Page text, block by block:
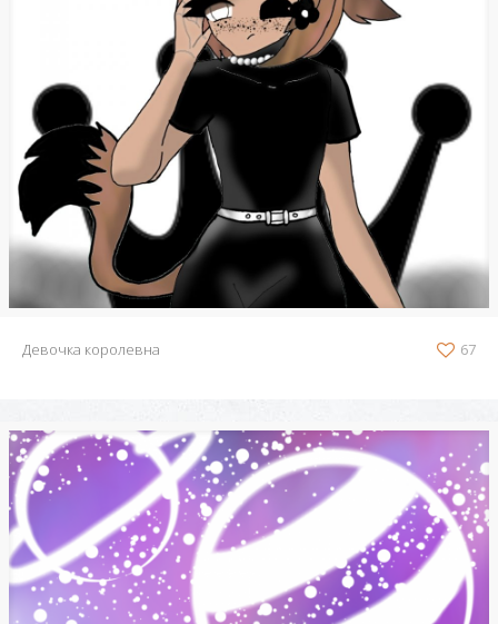
Девочка королевна 67